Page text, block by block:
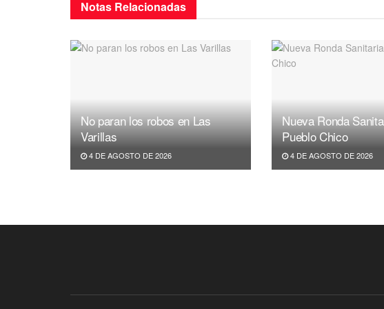
Notas Relacionadas
No paran los robos en Las
Varillas
4 DE AGOSTO DE 2026
Nueva Ronda
Pueblo Chico
4 DE AGOSTO DE 2026